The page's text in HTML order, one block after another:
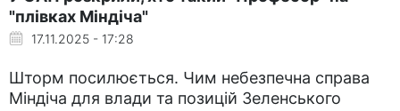
"плівках Міндіча"
17.11.2025 - 17:28
Шторм посилюється. Чим небезпечна справа
Міндіча для влади та позицій Зеленського